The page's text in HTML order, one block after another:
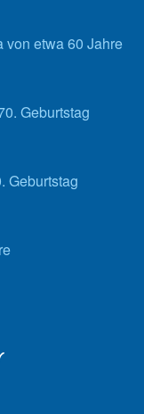
von etwa 60 Jahre
Geburtstag
Geburtstag